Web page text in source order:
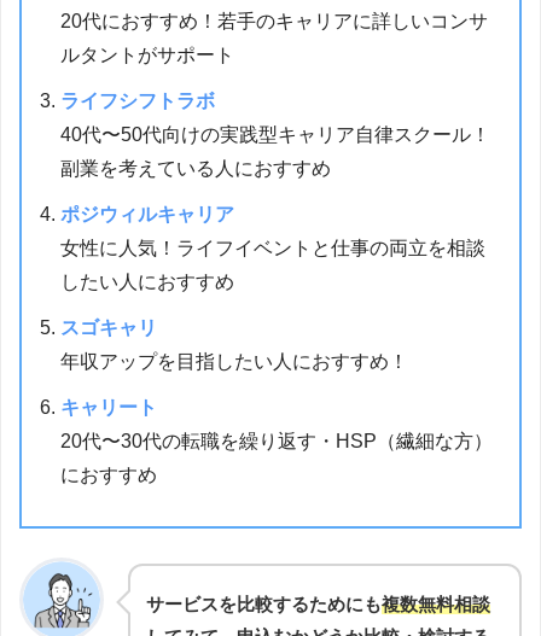
20代におすすめ！若手のキャリアに詳しいコンサ
ルタントがサポート
ライフシフトラボ
40代〜50代向けの実践型キャリア自律スクール！
副業を考えている人におすすめ
ポジウィルキャリア
女性に人気！ライフイベントと仕事の両立を相談
したい人におすすめ
スゴキャリ
年収アップを目指したい人におすすめ！
キャリート
20代〜30代の転職を繰り返す・HSP（繊細な方）
におすすめ
サービスを比較するためにも複数無料相談